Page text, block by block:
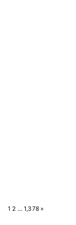
P1 2 … 1,378 N
»